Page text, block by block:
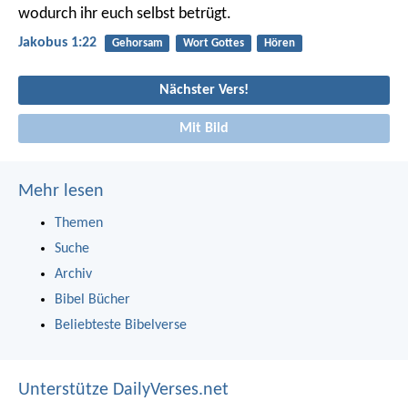
wodurch ihr euch selbst betrügt.
Jakobus 1:22 Gehorsam Wort Gottes Hören
Nächster Vers!
Mit Bild
Mehr lesen
Themen
Suche
Archiv
Bibel Bücher
Beliebteste Bibelverse
Unterstütze DailyVerses.net